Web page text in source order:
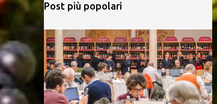
Post più popolari